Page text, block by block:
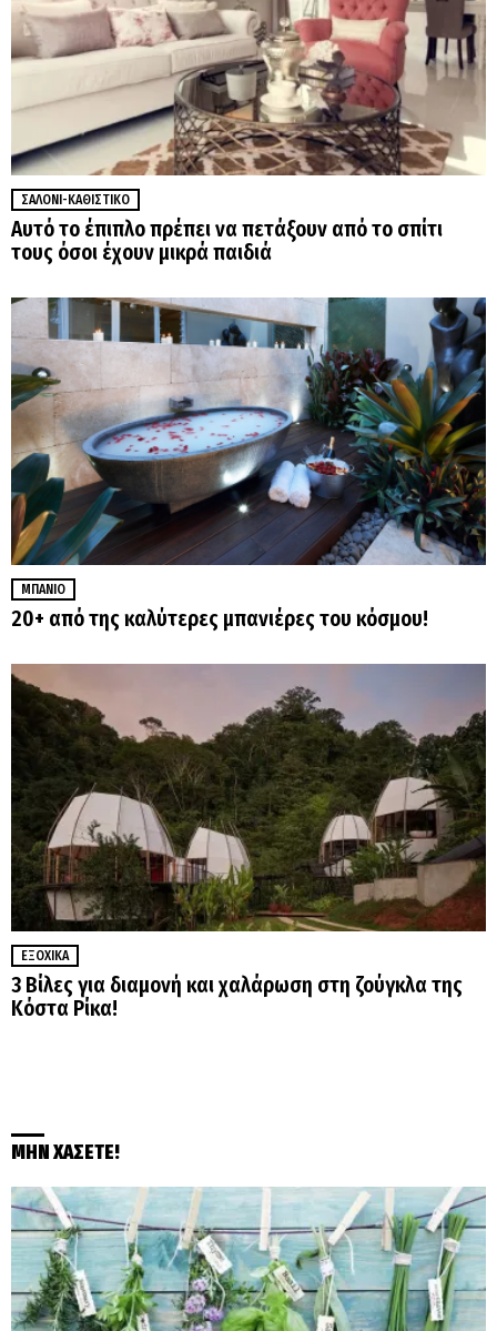
ΣΑΛΌΝΙ-ΚΑΘΙΣΤΙΚΌ
Αυτό το έπιπλο πρέπει να πετάξουν από το σπίτι
τους όσοι έχουν μικρά παιδιά
ΜΠΆΝΙΟ
20+ από της καλύτερες μπανιέρες του κόσμου!
ΕΞΟΧΙΚΆ
3 Βίλες για διαμονή και χαλάρωση στη ζούγκλα της
Κόστα Ρίκα!
ΜΗΝ ΧΑΣΕΤΕ!